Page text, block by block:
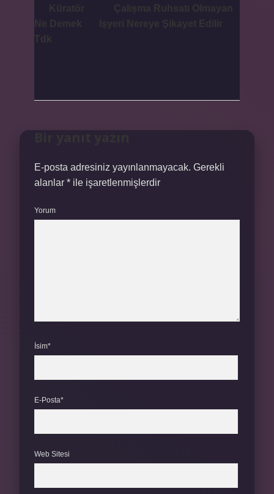
E-posta adresiniz yayınlanmayacak. Gerekli
alanlar * ile işaretlenmişlerdir
Yorum
İsim*
E-Posta*
Web Sitesi